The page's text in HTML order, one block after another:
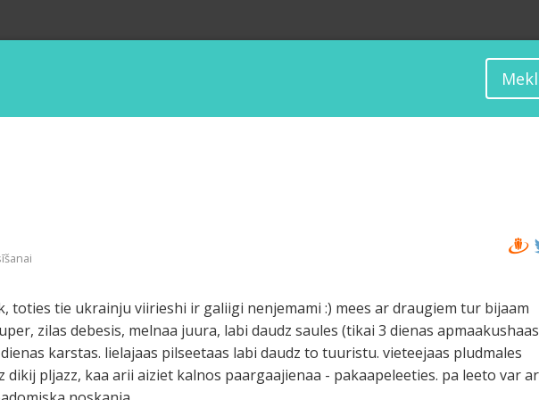
toties tie ukrainju viirieshi ir galiigi nenjemami :) mees ar draugiem tur bijaam
zilas debesis, melnaa juura, labi daudz saules (tikai 3 dienas
karstas. lielajaas pilseetaas labi daudz to tuuristu. vieteejaas pludmales
pljazz, kaa arii aiziet kalnos paargaajienaa - pakaapeleeties. pa leeto var